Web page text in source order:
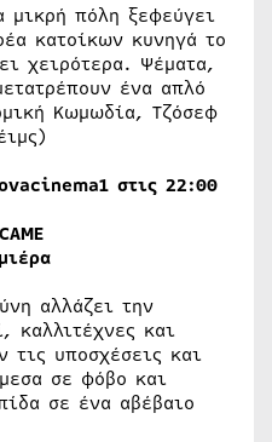
μικρή πόλη ξεφεύγει
κατοίκων κυνηγά το
χειρότερα. Ψέματα,
ένα απλό
Κωμωδία, Τζόσεφ
στις 22:00
αλλάζει την
καλλιτέχνες και
τις υποσχέσεις και
σε φόβο και
σε ένα αβέβαιο